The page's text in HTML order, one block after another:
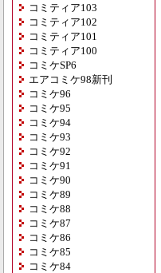
コミティア103
コミティア102
コミティア101
コミティア100
コミケSP6
エアコミケ98新刊
コミケ96
コミケ95
コミケ94
コミケ93
コミケ92
コミケ91
コミケ90
コミケ89
コミケ88
コミケ87
コミケ86
コミケ85
コミケ84